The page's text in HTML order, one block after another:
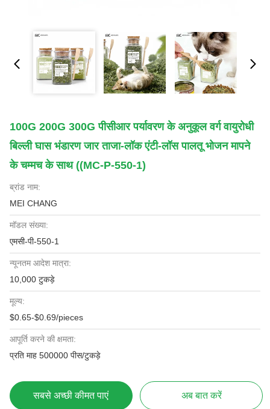
100G 200G 300G पीसीआर पर्यावरण के अनुकूल वर्ग वायुरोधी
बिल्ली घास भंडारण जार ताजा-लॉक एंटी-लॉस पालतू भोजन मापने
के चम्मच के साथ ((MC-P-550-1)
ब्रांड नाम:
MEI CHANG
मॉडल संख्या:
एमसी-पी-550-1
न्यूनतम आदेश मात्रा:
10,000 टुकड़े
मूल्य:
$0.65-$0.69/pieces
आपूर्ति करने की क्षमता:
प्रति माह 500000 पीस/टुकड़े
सबसे अच्छी कीमत पाएं अब बात करें